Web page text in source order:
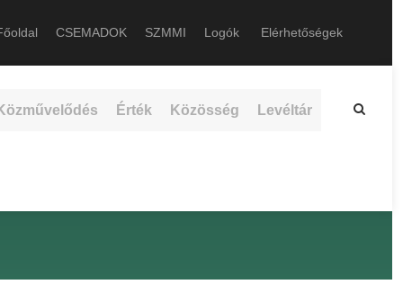
CSEMADOK SZMMI Logók Elérhetőségek
Érték Közösség Levéltár